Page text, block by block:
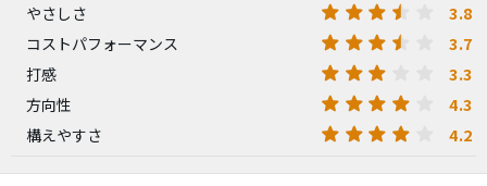
やさしさ 3.8
コストパフォーマンス 3.7
打感 3.3
方向性 4.3
構えやすさ 4.2